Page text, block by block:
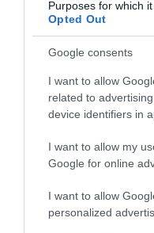
Purposes for which it
Opted Out
Google consents
I want to allow
related to
device identifiers in
I want to allow my
Google for online
I want to allow
personalized
A
Air Canada;
Air Tahiti Nui;
Allegiant;